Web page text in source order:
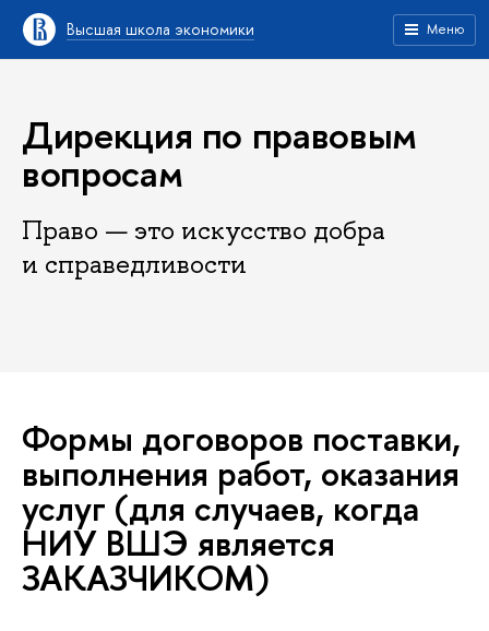
Высшая школа экономики Меню
Дирекция по правовым
вопросам
Право — это искусство добра
и справедливости
Формы договоров поставки,
выполнения работ, оказания
услуг (для случаев, когда
НИУ ВШЭ является
ЗАКАЗЧИКОМ)